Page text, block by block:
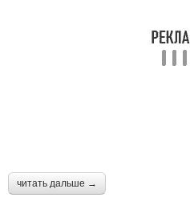
читать дальше →